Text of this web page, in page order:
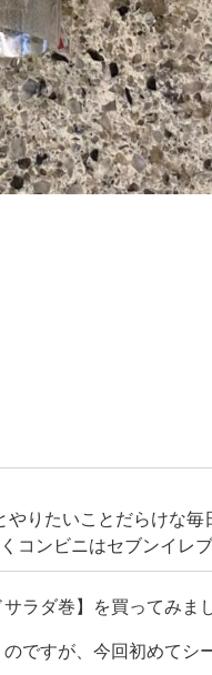
やりたいことだらけな毎
コンビニはセブンイレ
いがちなので、冒険で
ラダ巻】を買ってみま
ですが、今回初めてシ